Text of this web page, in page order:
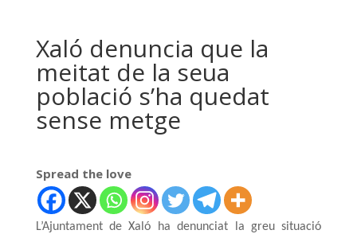
Xaló denuncia que la
meitat de la seua
població s’ha quedat
sense metge
Spread the love
L’Ajuntament de Xaló ha denunciat la greu situació